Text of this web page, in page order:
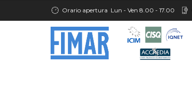
Orario apertura Lun - Ven 8.00 - 17.00